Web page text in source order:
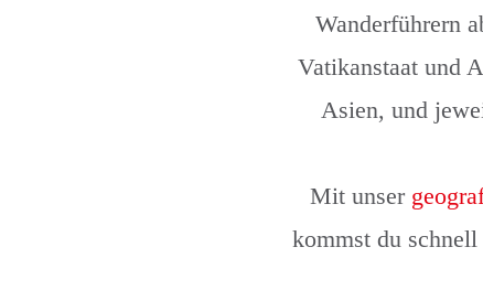
Wanderführern
Vatikanstaat und
Asien, und
Mit unser
kommst du